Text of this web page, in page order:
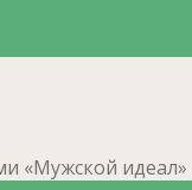
«Мужской идеал»